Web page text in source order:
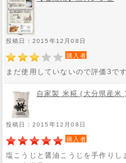
投稿日：2015年12月08日
購入者
まだ使用していないので評価3で
自家製 米糀 (大分県産米
投稿日：2015年12月08日
購入者
塩こうじと醤油こうじを手作りし